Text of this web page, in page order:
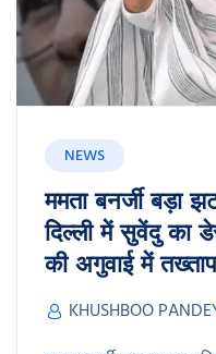
NEWS
ममता बनर्जी बड़ा
दिल्ली में सुवेंदु का
की अगुवाई में
KHUSHBOO